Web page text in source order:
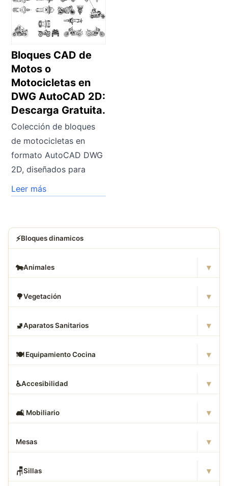
Bloques CAD de
Motos o
Motocicletas en
DWG AutoCAD 2D:
Descarga Gratuita.
Colección de bloques
de motocicletas en
formato AutoCAD DWG
2D, diseñados para
Leer más
⚡Bloques dinamicos
🐄Animales ▾
🌳Vegetación ▾
🚽Aparatos Sanitarios ▾
🍽️ Equipamiento Cocina ▾
♿Accesibilidad ▾
🛋 ️ Mobiliario ▾
Mesas ▾
🪑Sillas ▾